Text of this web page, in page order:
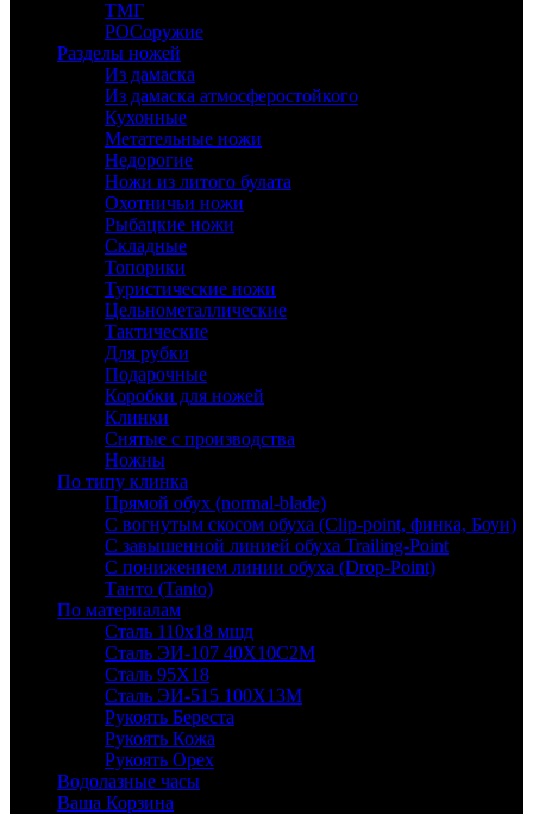
ТМГ
РОСоружие
Разделы ножей
Из дамаска
Из дамаска атмосферостойкого
Кухонные
Метательные ножи
Недорогие
Ножи из литого булата
Охотничьи ножи
Рыбацкие ножи
Складные
Топорики
Туристические ножи
Цельнометаллические
Тактические
Для рубки
Подарочные
Коробки для ножей
Клинки
Снятые с производства
Ножны
По типу клинка
Прямой обух (normal-blade)
С вогнутым скосом обуха (Clip-point, финка, Боуи)
С завышенной линией обуха Trailing-Point
С понижением линии обуха (Drop-Point)
Танто (Tanto)
По материалам
Сталь 110х18 мшд
Сталь ЭИ-107 40Х10С2М
Сталь 95Х18
Сталь ЭИ-515 100Х13М
Рукоять Береста
Рукоять Кожа
Рукоять Орех
Водолазные часы
Ваша Корзина